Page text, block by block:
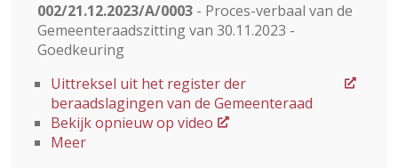
002/21.12.2023/A/0003 - Proces-verbaal van de
Gemeenteraadszitting van 30.11.2023 -
Goedkeuring
Uittreksel uit het register der
beraadslagingen van de Gemeenteraad
Bekijk opnieuw op video
Meer